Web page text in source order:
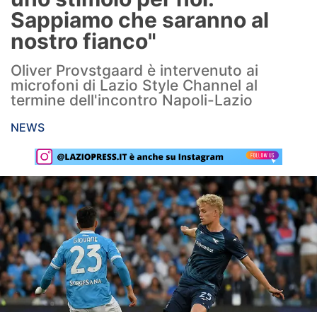
Infortuni
Primavera
Calciomercato
Rassegna Lazio
Social
Calcio
Serie A
Champions League
Europa League
Sappiamo che saranno al
nostro fianco"
Oliver Provstgaard è intervenuto ai
microfoni di Lazio Style Channel al
termine dell'incontro Napoli-Lazio
NEWS